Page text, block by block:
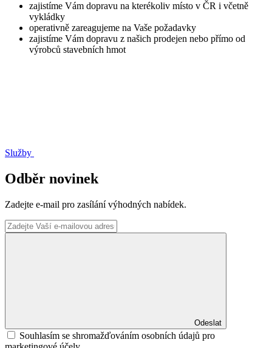
zajistíme Vám dopravu na kterékoliv místo v ČR i včetně
vykládky
operativně zareagujeme na Vaše požadavky
zajistíme Vám dopravu z našich prodejen nebo přímo od
výrobců stavebních hmot
Služby
Odběr novinek
Zadejte e-mail pro zasílání výhodných nabídek.
Odeslat
Souhlasím se shromažďováním osobních údajů pro